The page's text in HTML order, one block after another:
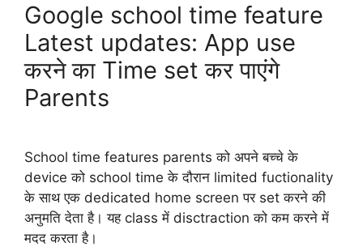
Google school time feature
Latest updates: App use
करने का Time set कर पाएंगे
Parents
School time features parents को अपने बच्चे के
device को school time के दौरान limited fuctionality
के साथ एक dedicated home screen पर set करने की
अनुमति देता है। यह class में disctraction को कम करने में
मदद करता है।